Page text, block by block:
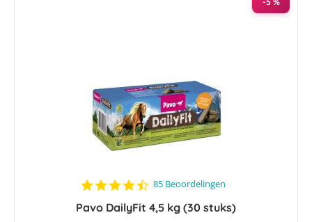
4.4
rating
85 Beoordelingen
Pavo DailyFit 4,5 kg (30 stuks)